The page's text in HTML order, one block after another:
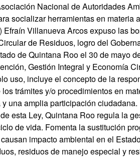
Nacional de Autoridades
socializar herramientas en materia
Villanueva Arcos expuso las
de Residuos, logro del
de Quintana Roo el 30 de mayo
Gestión Integral y Economía
uso, incluye el concepto de la
trámites y/o procedimientos en
una amplia participación ciudadana.
esta Ley, Quintana Roo regula la
de vida. Fomenta la sustitución
impacto ambiental en el
residuos de manejo especial y